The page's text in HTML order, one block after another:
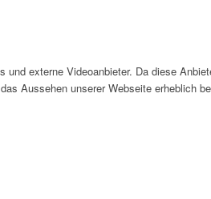
externe Videoanbieter. Da diese
Aussehen unserer Webseite erheblich